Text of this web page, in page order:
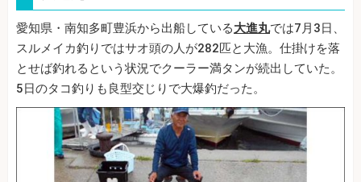
愛知県・南知多町豊浜から出船している大進丸では7月3日、
スルメイカ釣りではサオ頭の人が282匹と大漁。仕掛けを落
とせば釣れるという状況でクーラー満タンが続出していた。
5日のタコ釣りも良型交じりで大爆釣だった。